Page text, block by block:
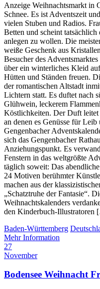
Anzeige Weihnachtsmarkt in
Schnee. Es ist Adventszeit
vielen Stuben und Radios.
Betten und scheint
anlegen zu wollen. Die
weiße Geschenk aus
Besucher des
über ein winterliches Kleid
Hütten und Ständen freuen.
der romantischen Altstadt
Lichtern statt. Es duftet nach
Glühwein, leckerem
Köstlichkeiten. Der Duft leitet
an denen es Genüsse für
Gengenbacher
sich das Gengenbacher
Anziehungspunkt. Es
Fenstern in das weltgrößte
täglich soweit: Das
24 Motiven berühmter
machen aus der
„Schatztruhe der Fantasie“.
Weihnachtskalenders
den Kinderbuch-
Baden-Württemberg
Mehr Information
27
November
Bodensee Weihnacht